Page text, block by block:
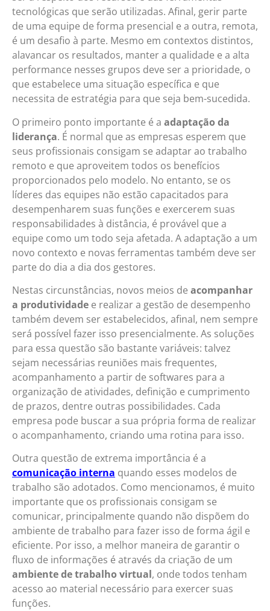
tecnológicas que serão utilizadas. Afinal, gerir parte
de uma equipe de forma presencial e a outra, remota,
é um desafio à parte. Mesmo em contextos distintos,
alavancar os resultados, manter a qualidade e a alta
performance nesses grupos deve ser a prioridade, o
que estabelece uma situação específica e que
necessita de estratégia para que seja bem-sucedida.
O primeiro ponto importante é a adaptação da
liderança. É normal que as empresas esperem que
seus profissionais consigam se adaptar ao trabalho
remoto e que aproveitem todos os benefícios
proporcionados pelo modelo. No entanto, se os
líderes das equipes não estão capacitados para
desempenharem suas funções e exercerem suas
responsabilidades à distância, é provável que a
equipe como um todo seja afetada. A adaptação a um
novo contexto e novas ferramentas também deve ser
parte do dia a dia dos gestores.
Nestas circunstâncias, novos meios de acompanhar
a produtividade e realizar a gestão de desempenho
também devem ser estabelecidos, afinal, nem sempre
será possível fazer isso presencialmente. As soluções
para essa questão são bastante variáveis: talvez
sejam necessárias reuniões mais frequentes,
acompanhamento a partir de softwares para a
organização de atividades, definição e cumprimento
de prazos, dentre outras possibilidades. Cada
empresa pode buscar a sua própria forma de realizar
o acompanhamento, criando uma rotina para isso.
Outra questão de extrema importância é a
comunicação interna quando esses modelos de
trabalho são adotados. Como mencionamos, é muito
importante que os profissionais consigam se
comunicar, principalmente quando não dispõem do
ambiente de trabalho para fazer isso de forma ágil e
eficiente. Por isso, a melhor maneira de garantir o
fluxo de informações é através da criação de um
ambiente de trabalho virtual, onde todos tenham
acesso ao material necessário para exercer suas
funções.